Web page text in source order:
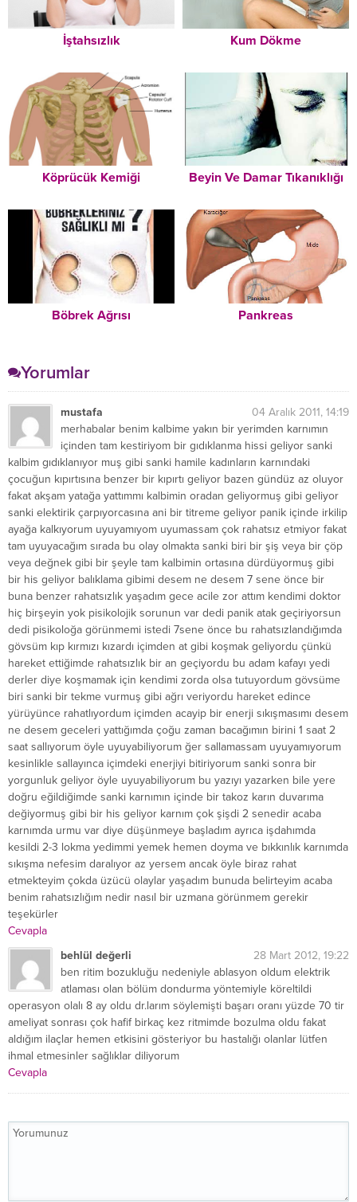
İştahsızlık Kum Dökme
Köprücük Kemiği Beyin Ve Damar Tıkanıklığı
Böbrek Ağrısı Pankreas
Yorumlar
mustafa
04 Aralık 2011, 14:19
merhabalar benim kalbime yakın bir yerimden karnımın
içinden tam kestiriyom bir gıdıklanma hissi geliyor sanki
kalbim gıdıklanıyor muş gibi sanki hamile kadınların karnındaki
çocuğun kıpırtısına benzer bir kıpırtı geliyor bazen gündüz az oluyor
fakat akşam yatağa yattımmı kalbimin oradan geliyormuş gibi geliyor
sanki elektirik çarpıyorcasına ani bir titreme geliyor panik içinde irkilip
ayağa kalkıyorum uyuyamıyom uyumassam çok rahatsız etmiyor fakat
tam uyuyacağım sırada bu olay olmakta sanki biri bir şiş veya bir çöp
veya değnek gibi bir şeyle tam kalbimin ortasına dürdüyormuş gibi
bir his geliyor balıklama gibimi desem ne desem 7 sene önce bir
buna benzer rahatsızlık yaşadım gece acile zor attım kendimi doktor
hiç birşeyin yok pisikolojik sorunun var dedi panik atak geçiriyorsun
dedi pisikoloğa görünmemi istedi 7sene önce bu rahatsızlandığımda
gövsüm kıp kırmızı kızardı içimden at gibi koşmak geliyordu çünkü
hareket ettiğimde rahatsızlık bir an geçiyordu bu adam kafayı yedi
derler diye koşmamak için kendimi zorda olsa tutuyordum gövsüme
biri sanki bir tekme vurmuş gibi ağrı veriyordu hareket edince
yürüyünce rahatlıyordum içimden acayip bir enerji sıkışmasımı desem
ne desem geceleri yattığımda çoğu zaman bacağımın birini 1 saat 2
saat sallıyorum öyle uyuyabiliyorum ğer sallamassam uyuyamıyorum
kesinlikle sallayınca içimdeki enerjiyi bitiriyorum sanki sonra bir
yorgunluk geliyor öyle uyuyabiliyorum bu yazıyı yazarken bile yere
doğru eğildiğimde sanki karnımın içinde bir takoz karın duvarıma
değiyormuş gibi bir his geliyor karnım çok şişdi 2 senedir acaba
karnımda urmu var diye düşünmeye başladım ayrıca işdahımda
kesildi 2-3 lokma yedimmi yemek hemen doyma ve bıkkınlık karnımda
sıkışma nefesim daralıyor az yersem ancak öyle biraz rahat
etmekteyim çokda üzücü olaylar yaşadım bunuda belirteyim acaba
benim rahatsızlığım nedir nasıl bir uzmana görünmem gerekir
teşekürler
Cevapla
behlül değerli
28 Mart 2012, 19:22
ben ritim bozukluğu nedeniyle ablasyon oldum elektrik
atlaması olan bölüm dondurma yöntemiyle köreltildi
operasyon olalı 8 ay oldu dr.larım söylemişti başarı oranı yüzde 70 tir
ameliyat sonrası çok hafif birkaç kez ritmimde bozulma oldu fakat
aldığım ilaçlar hemen etkisini gösteriyor bu hastalığı olanlar lütfen
ihmal etmesinler sağlıklar diliyorum
Cevapla